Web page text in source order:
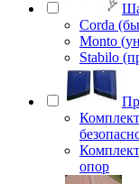
Corda
Monto
Stabilo
опор